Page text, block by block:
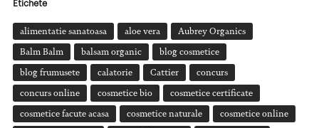
Etichete
alimentatie sanatoasa aloe vera Aubrey Organics
Balm Balm balsam organic blog cosmetice
blog frumusete calatorie Cattier concurs
concurs online cosmetice bio cosmetice certificate
cosmetice facute acasa cosmetice naturale cosmetice online